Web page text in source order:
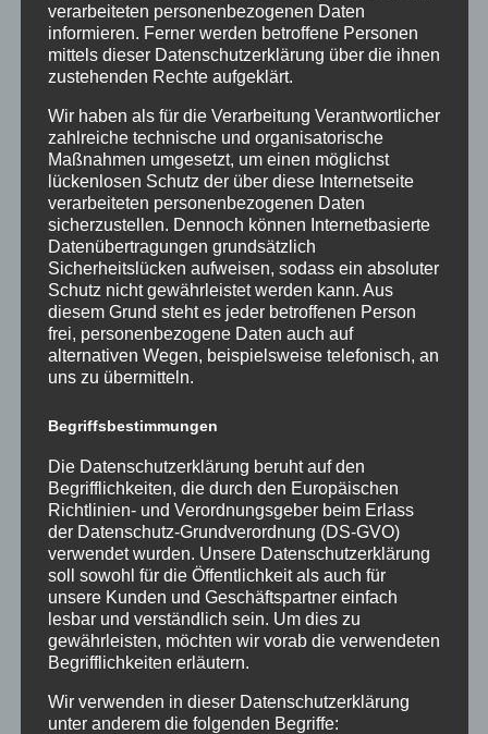
Erfolgreiche DELF-Prüfungen am
StG
05.07.2025
Die Fachschaft Französisch gratuliert
allen Schülerinnen und Schüler zur
bestandenen Delfprüfung in den
Niveaus A1, A2 und B1. Nach viel
Vorbereitung haben wir endlich unser
DELF...
Stadtgymnasium erhält das
Berufswahl-SIEGEL
04.07.2025
Ein bedeutender Moment für das
Stadtgymnasium: Bei der feierlichen
Verleihung im Lippe Berufskolleg
Lünen erhielt das STG zum ersten Mal
NRW –...
verarbeiteten personenbezogenen Daten
informieren. Ferner werden betroffene Personen
mittels dieser Datenschutzerklärung über die ihnen
zustehenden Rechte aufgeklärt.
Wir haben als für die Verarbeitung Verantwortlicher
zahlreiche technische und organisatorische
Maßnahmen umgesetzt, um einen möglichst
lückenlosen Schutz der über diese Internetseite
verarbeiteten personenbezogenen Daten
sicherzustellen. Dennoch können Internetbasierte
Datenübertragungen grundsätzlich
Sicherheitslücken aufweisen, sodass ein absoluter
Schutz nicht gewährleistet werden kann. Aus
diesem Grund steht es jeder betroffenen Person
frei, personenbezogene Daten auch auf
alternativen Wegen, beispielsweise telefonisch, an
uns zu übermitteln.
Begriffsbestimmungen
Die Datenschutzerklärung beruht auf den
Begrifflichkeiten, die durch den Europäischen
Richtlinien- und Verordnungsgeber beim Erlass
der Datenschutz-Grundverordnung (DS-GVO)
verwendet wurden. Unsere Datenschutzerklärung
soll sowohl für die Öffentlichkeit als auch für
unsere Kunden und Geschäftspartner einfach
lesbar und verständlich sein. Um dies zu
gewährleisten, möchten wir vorab die verwendeten
Begrifflichkeiten erläutern.
Wir verwenden in dieser Datenschutzerklärung
unter anderem die folgenden Begriffe: